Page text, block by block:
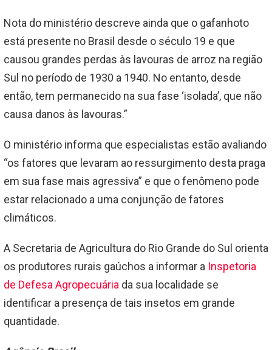
Nota do ministério descreve ainda que o gafanhoto
está presente no Brasil desde o século 19 e que
causou grandes perdas às lavouras de arroz na região
Sul no período de 1930 a 1940. No entanto, desde
então, tem permanecido na sua fase ‘isolada’, que não
causa danos às lavouras.”
O ministério informa que especialistas estão avaliando
“os fatores que levaram ao ressurgimento desta praga
em sua fase mais agressiva” e que o fenômeno pode
estar relacionado a uma conjunção de fatores
climáticos.
A Secretaria de Agricultura do Rio Grande do Sul orienta
os produtores rurais gaúchos a informar a Inspetoria
de Defesa Agropecuária da sua localidade se
identificar a presença de tais insetos em grande
quantidade.